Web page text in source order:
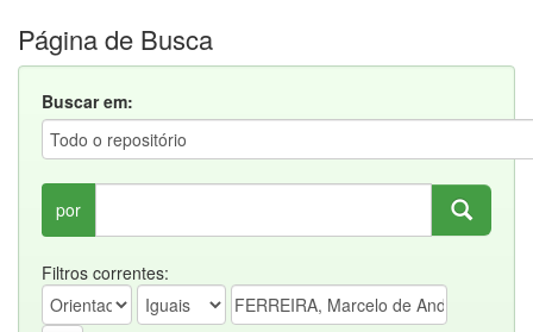
Página de Busca
Buscar em:
por
Filtros correntes: